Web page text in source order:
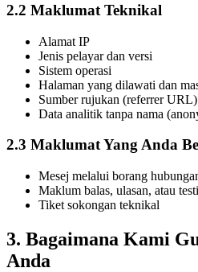
2.2 Maklumat Teknikal
Alamat IP
Jenis pelayar dan versi
Sistem operasi
Halaman yang dilawati dan
Sumber rujukan (referrer URL)
Data analitik tanpa nama
2.3 Maklumat Yang Anda
Mesej melalui borang
Maklum balas, ulasan, atau
Tiket sokongan teknikal
3. Bagaimana Kami
Anda